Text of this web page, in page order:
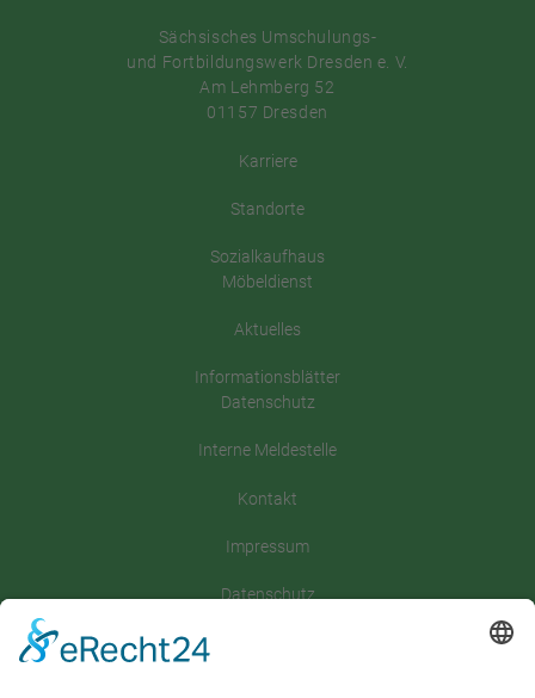
Sächsisches Umschulungs-
und Fortbildungswerk Dresden e. V.
Am Lehmberg 52
01157 Dresden
Karriere
Standorte
Sozialkaufhaus
Möbeldienst
Aktuelles
Informationsblätter
Datenschutz
Interne Meldestelle
Kontakt
Impressum
Datenschutz